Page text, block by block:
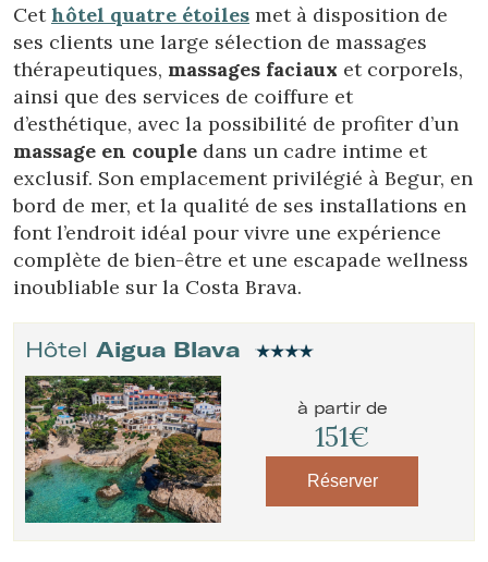
Cethôtel quatre étoiles met à disposition de
ses clients une large sélection de massages
thérapeutiques, massages faciaux et corporels,
ainsi que des services de coiffure et
d’esthétique, avec la possibilité de profiter d’un
massage en couple dans un cadre intime et
exclusif. Son emplacement privilégié à Begur, en
bord de mer, et la qualité de ses installations en
font l’endroit idéal pour vivre une expérience
complète de bien-être et une escapade wellness
inoubliable sur la Costa Brava.
Hôtel Aigua Blava
à partir de
151€
Réserver